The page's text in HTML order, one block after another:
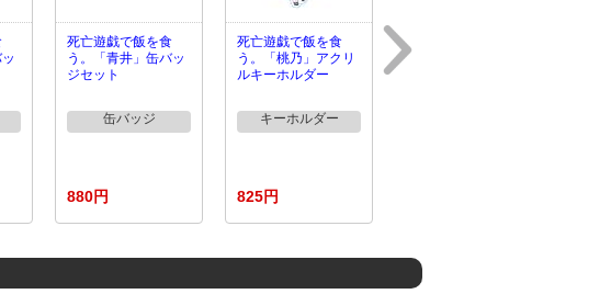
死亡遊戯で飯を食
う。「青井」缶バッ
ジセット
缶バッジ
880円
死亡遊戯で飯を食
う。「桃乃」アクリ
ルキーホルダー
キーホルダー
825円